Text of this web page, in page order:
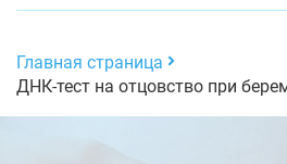
Главная страница
ДНК-тест на отцовство при